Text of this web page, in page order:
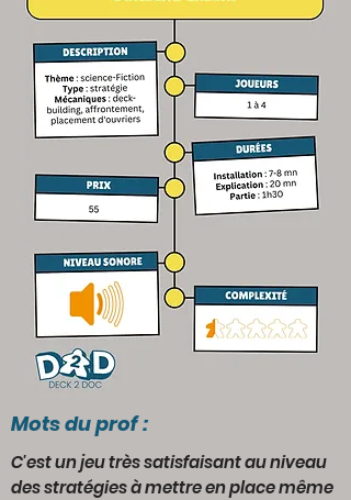
Mots du prof :
C'est un jeu très satisfaisant au niveau
des stratégies à mettre en place même